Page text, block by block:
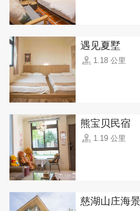
遇见夏墅
1.18 公里
熊宝贝民宿
1.19 公里
慈湖山庄海景